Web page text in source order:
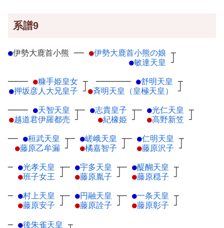
系譜9
●伊勢大鹿首小熊 ── ●伊勢大鹿首小熊の娘 ┬
●敏達天皇 ┘
──── ●糠手姫皇女 ┬
●押坂彦人大兄皇子 ┘
─────── ●舒明天皇 ┬
●斉明天皇（皇極天皇） ┘
──── ●天智天皇 ┬
●越道君伊羅都売 ┘
─ ●志貴皇子 ┬
●紀橡姫 ┘
─ ●光仁天皇 ┬
●高野新笠 ┘
── ●桓武天皇 ┬
●藤原乙牟漏 ┘
─ ●嵯峨天皇 ┬
●橘嘉智子 ┘
─ ●仁明天皇 ┬
●藤原沢子 ┘
─ ●光孝天皇 ┬
●班子女王 ┘
─ ●宇多天皇 ┬
●藤原胤子 ┘
─ ●醍醐天皇 ┬
●藤原穏子 ┘
─ ●村上天皇 ┬
●藤原安子 ┘
─ ●円融天皇 ┬
●藤原詮子 ┘
─ ●一条天皇 ┬
●藤原彰子 ┘
─ ●後朱雀天皇 ┬